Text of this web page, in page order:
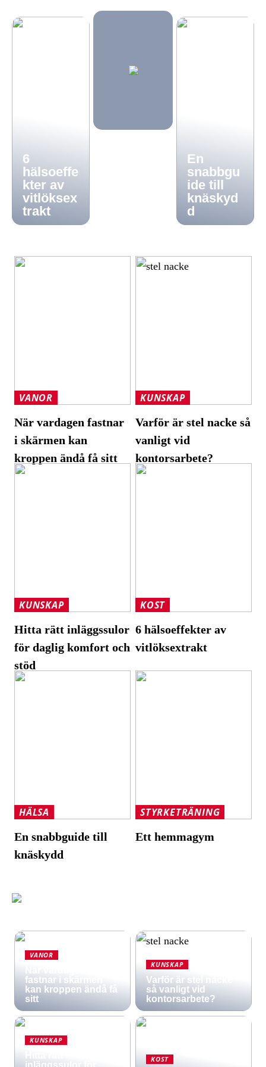
6
hälsoeffe
kter av
vitlöksex
trakt
En
snabbgu
ide till
knäskyd
d
VANOR
När vardagen fastnar
i skärmen kan
kroppen ändå få sitt
KUNSKAP
Varför är stel nacke så
vanligt vid
kontorsarbete?
KUNSKAP
Hitta rätt inläggssulor
för daglig komfort och
stöd
KOST
6 hälsoeffekter av
vitlöksextrakt
HÄLSA
En snabbguide till
knäskydd
STYRKETRÄNING
Ett hemmagym
VANOR
fastnar i skärmen
kan kroppen ändå få
sitt
KUNSKAP
Varför är stel nacke
så vanligt vid
kontorsarbete?
KUNSKAP
inläggssulor för
KOST